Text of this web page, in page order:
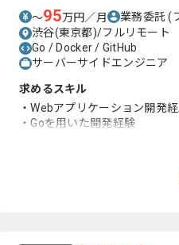
〜95万円／月 業務委託(
渋谷(東京都)/フルリモート
Go / Docker / GitHub
サーバーサイドエンジニア
求めるスキル
・Webアプリケーション開発
・Goを用いた開発経験